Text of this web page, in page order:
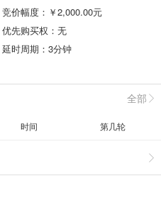
竞价幅度：￥2,000.00元
优先购买权： 无
延时周期： 3分钟
全部
时间 第几轮